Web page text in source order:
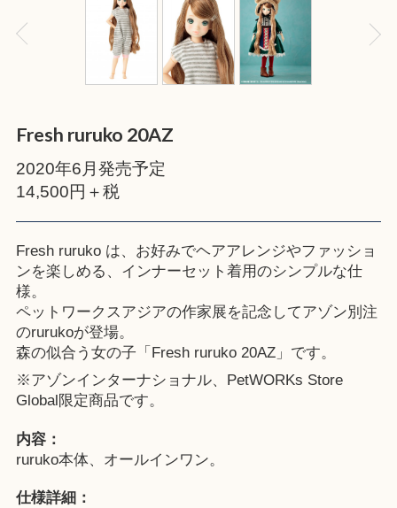
Fresh ruruko 20AZ
2020年6月発売予定
14,500円＋税
Fresh ruruko は、お好みでヘアアレンジやファッショ
ンを楽しめる、インナーセット着用のシンプルな仕
様。
ペットワークスアジアの作家展を記念してアゾン別注
のrurukoが登場。
森の似合う女の子「Fresh ruruko 20AZ」です。
※アゾンインターナショナル、 PetWORKs Store
Global限定商品です。
内容：
ruruko本体、オールインワン。
仕様詳細：